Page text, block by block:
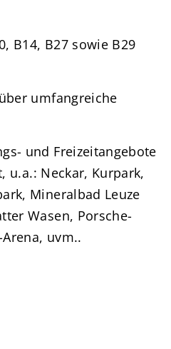
B14, B27 sowie B29
umfangreiche
und Freizeitangebote
u.a.: Neckar, Kurpark,
Mineralbad Leuze
Wasen, Porsche-
uvm..